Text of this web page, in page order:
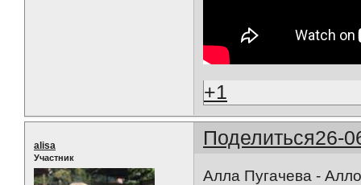
+1
Поделиться26-
alisa
Участник
Алла Пугачева -